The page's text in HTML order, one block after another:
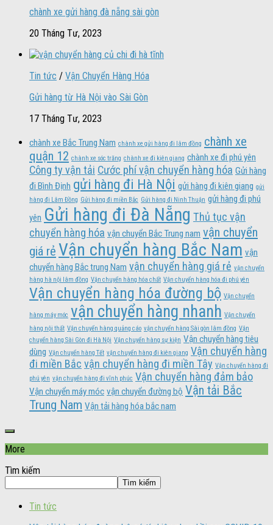
chành xe gửi hàng đà nẵng sài gòn
20 Tháng Tư, 2023
Tin tức / Vận Chuyển Hàng Hóa
Gửi hàng từ Hà Nội vào Sài Gòn
17 Tháng Tư, 2023
chành xe Bắc Trung Nam chành xe gửi hàng đi lâm đồng chành xe
quận 12 chành xe sóc trăng chành xe đi kiên giang chành xe đi phú yên
Công ty vận tải Cước phí vận chuyển hàng hóa Gửi hàng
đi Bình Định gửi hàng đi Hà Nội gửi hàng đi kiên giang gửi
hàng đi Lâm Đồng Gửi hàng đi miền Bắc Gửi hàng đi Ninh Thuận gửi hàng đi phú
yên Gửi hàng đi Đà Nẵng Thủ tục vận
chuyển hàng hóa vận chuyển Bắc Trung nam vận chuyển
giá rẻ Vận chuyển hàng Bắc Nam vận
chuyển hàng Bắc trung Nam vận chuyển hàng giá rẻ vận chuyển
hàng hà nội lâm đồng Vận chuyển hàng hóa chất Vận chuyển hàng hóa đi phú yên
Vận chuyển hàng hóa đường bộ Vận chuyển
hàng máy móc vận chuyển hàng nhanh Vận chuyển
hàng nội thất Vận chuyển hàng quảng cáo vận chuyển hàng Sài gòn lâm đồng Vận
chuyển hàng Sài Gòn đi Hà Nội Vận chuyển hàng sự kiện Vận chuyển hàng tiêu
dùng Vận chuyển hàng Tết vận chuyển hàng đi kiên giang Vận chuyển hàng
đi miền Bắc vận chuyển hàng đi miền Tây Vận chuyển hàng đi
phú yên vận chuyển hàng đi vĩnh phúc Vận chuyển hàng đảm bảo
Vận chuyển máy móc vận chuyển đường bộ Vận tải Bắc
Trung Nam Vận tải hàng hóa bắc nam
More
Tìm kiếm
Tìm kiếm
Tin tức